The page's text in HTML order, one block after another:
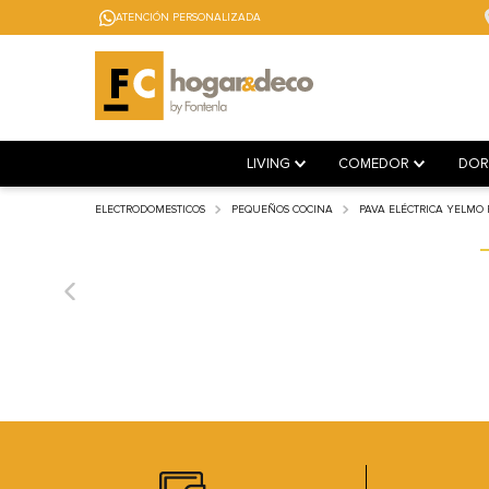
ATENCIÓN PERSONALIZADA
LIVING COMEDOR
ELECTRODOMESTICOS PEQUEÑOS COCINA PAVA ELÉCTRICA YELMO